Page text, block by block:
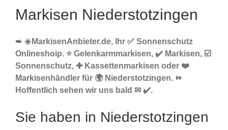
Markisen Niederstotzingen
➨ ☀️MarkisenAnbieter.de, Ihr ✅ Sonnenschutz
Onlineshoip. ⭐ Gelenkarmmarkisen, ✔️ Markisen, ☑️
Sonnenschutz, ✚ Kassettenmarkisen oder ❤️
Markisenhändler für 🌍 Niederstotzingen. ⏩
Hoffentlich sehen wir uns bald ✉ ✔️.
Sie haben in Niederstotzingen